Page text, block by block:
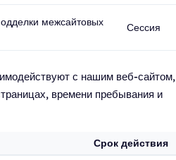
межсайтовых
Сессия
с нашим веб-сайтом,
времени пребывания и
Срок действия